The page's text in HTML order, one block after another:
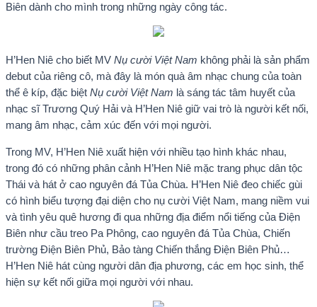
Biên dành cho mình trong những ngày công tác.
H’Hen Niê cho biết MV Nụ cười Việt Nam không phải là sản phẩm
debut của riêng cô, mà đây là món quà âm nhạc chung của toàn
thể ê kíp, đặc biệt Nụ cười Việt Nam là sáng tác tâm huyết của
nhạc sĩ Trương Quý Hải và H’Hen Niê giữ vai trò là người kết nối,
mang âm nhạc, cảm xúc đến với mọi người.
Trong MV, H’Hen Niê xuất hiện với nhiều tạo hình khác nhau,
trong đó có những phân cảnh H’Hen Niê mặc trang phục dân tộc
Thái và hát ở cao nguyên đá Tủa Chùa. H’Hen Niê đeo chiếc gùi
có hình biểu tượng đại diện cho nụ cười Việt Nam, mang niềm vui
và tình yêu quê hương đi qua những địa điểm nổi tiếng của Điện
Biên như cầu treo Pa Phông, cao nguyên đá Tủa Chùa, Chiến
trường Điện Biên Phủ, Bảo tàng Chiến thắng Điện Biên Phủ…
H’Hen Niê hát cùng người dân địa phương, các em học sinh, thể
hiện sự kết nối giữa mọi người với nhau.